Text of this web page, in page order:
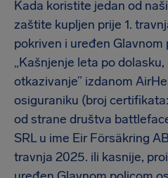
Kada koristite jedan od
zaštite kupljen prije 1.
pokriven i uređen
„Kašnjenje leta po
otkazivanje” izdanom
osiguraniku (broj
od strane društva
SRL u ime Eir Försäkring
travnja 2025. ili kasnije,